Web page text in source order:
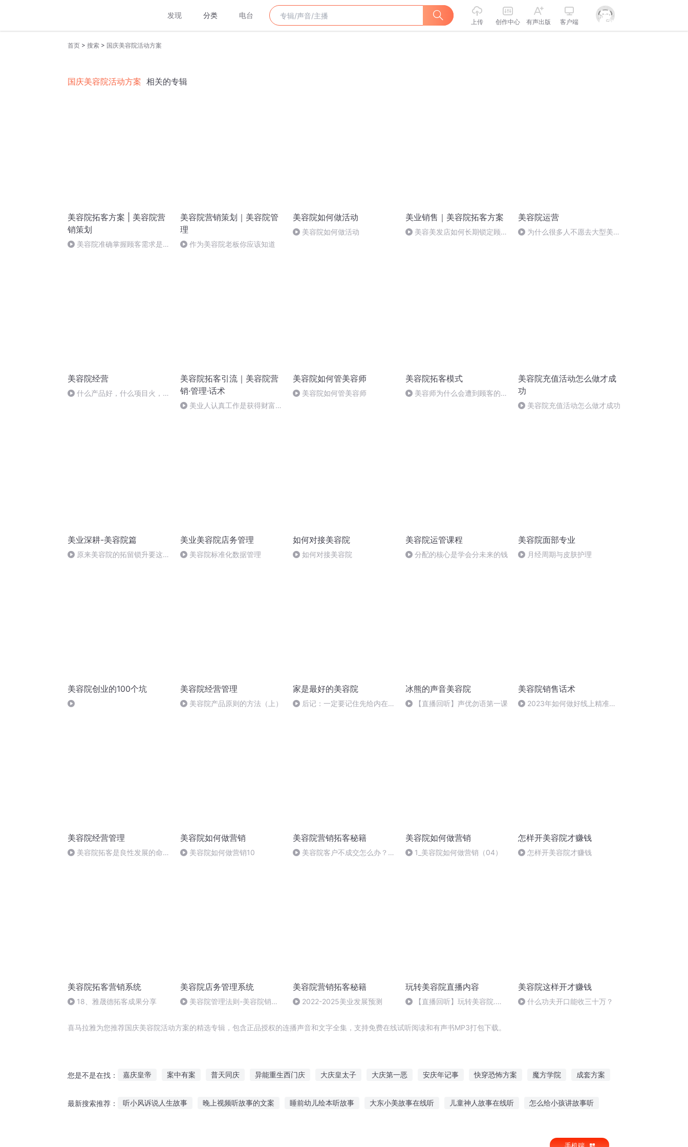
发现 分类 电台
上传 创作中心 有声出版 客户端
首页 > 搜索 > 国庆美容院活动方案
国庆美容院活动方案 相关的专辑
美容院拓客方案 | 美容院营
销策划
美容院准确掌握顾客需求是及
美容院营销策划｜美容院管
理
作为美容院老板你应该知道
美容院如何做活动
美容院如何做活动
美业销售｜美容院拓客方案
美容美发店如何长期锁定顾客
美容院运营
为什么很多人不愿去大型美容
美容院经营
什么产品好，什么项目火，就
美容院拓客引流｜美容院营
销·管理·话术
美业人认真工作是获得财富第
美容院如何管美容师
美容院如何管美容师
美容院拓客模式
美容师为什么会遭到顾客的拒
美容院充值活动怎么做才成
功
美容院充值活动怎么做才成功
美业深耕-美容院篇
原来美容院的拓留锁升要这么
美业美容院店务管理
美容院标准化数据管理
如何对接美容院
如何对接美容院
美容院运管课程
分配的核心是学会分未来的钱
美容院面部专业
月经周期与皮肤护理
美容院创业的100个坑 美容院经营管理
美容院产品原则的方法（上）
家是最好的美容院
后记：一定要记住先给内在美
冰熊的声音美容院
【直播回听】声优勿语第一课
美容院销售话术
2023年如何做好线上精准拓
美容院经营管理
美容院拓客是良性发展的命
美容院如何做营销
美容院如何做营销10
美容院营销拓客秘籍
美容院客户不成交怎么办？
美容院如何做营销
1_美容院如何做营销（04）
怎样开美容院才赚钱
怎样开美容院才赚钱
美容院拓客营销系统
18、雅晟德拓客成果分享
美容院店务管理系统
美容院管理法则-美容院销售
美容院营销拓客秘籍
2022-2025美业发展预测
玩转美容院直播内容
【直播回听】玩转美容院.人
美容院这样开才赚钱
什么功夫开口能收三十万？
喜马拉雅为您推荐国庆美容院活动方案的精选专辑，包含正品授权的连播声音和文字全集，支持免费在线试听阅读和有声书MP3打包下载。
您是不是在找： 嘉庆皇帝 案中有案 普天同庆 异能重生西门庆 大庆皇太子 大庆第一恶 安庆年记事 快穿恐怖方案 魔方学院 成套方案
最新搜索推荐： 听小风诉说人生故事 晚上视频听故事的文案 睡前幼儿绘本听故事 大东小美故事在线听 儿童神人故事在线听 怎么给小孩讲故事听